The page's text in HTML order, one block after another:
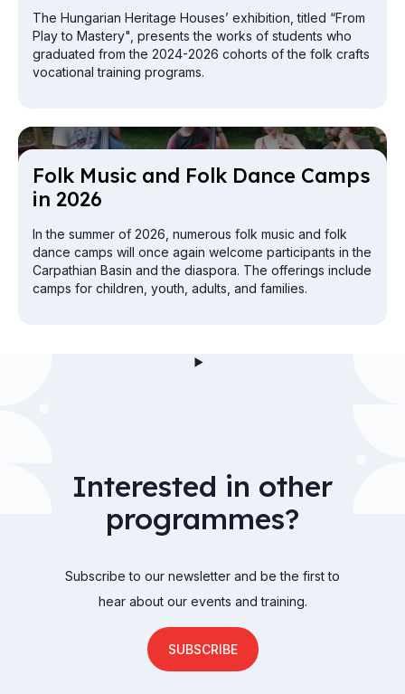
The Hungarian Heritage Houses’ exhibition, titled “From
Play to Mastery", presents the works of students who
graduated from the 2024-2026 cohorts of the folk crafts
vocational training programs.
Folk Mu­sic and Folk Dance Camps
in 2026
In the summer of 2026, numerous folk music and folk
dance camps will once again welcome participants in the
Carpathian Basin and the diaspora. The offerings include
camps for children, youth, adults, and families.
Interested in other
programmes?
Subscribe to our newsletter and be the first to
hear about our events and training.
SUBSCRIBE